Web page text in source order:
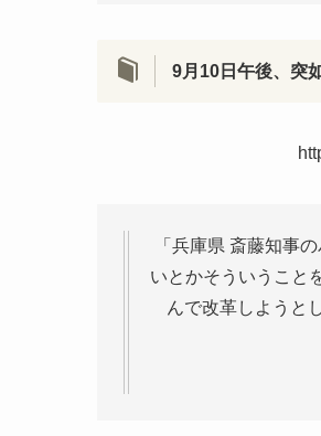
9月10日午後、突
「兵庫県 斎藤知事
いとかそういうこと
んで改革しようと